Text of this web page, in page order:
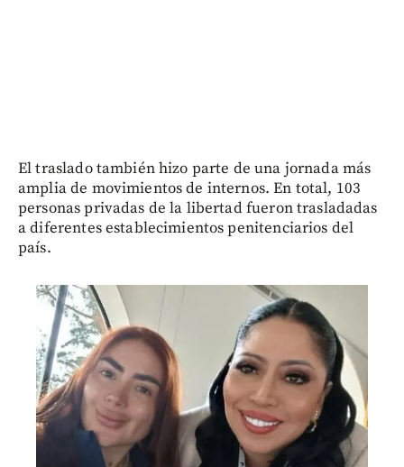
El traslado también hizo parte de una jornada más
amplia de movimientos de internos. En total, 103
personas privadas de la libertad fueron trasladadas
a diferentes establecimientos penitenciarios del
país.